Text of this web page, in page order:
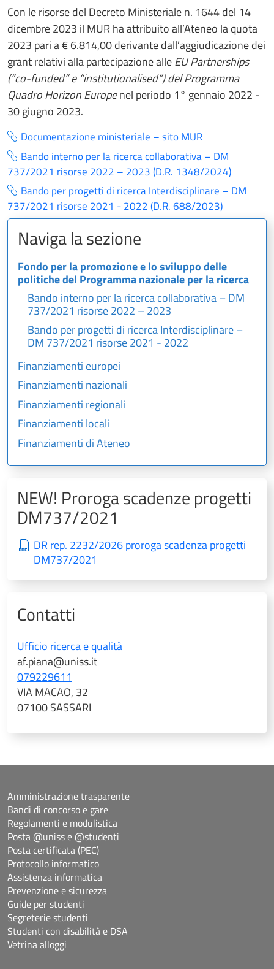
Con le risorse del Decreto Ministeriale n. 1644 del 14
dicembre 2023 il MUR ha attribuito all’Ateneo la quota
2023 pari a € 6.814,00 derivante dall’aggiudicazione dei
grant relativi alla partecipazione alleEU Partnerships
(“co-funded” e “institutionalised”) del Programma
Quadro Horizon Europenel periodo 1° gennaio 2022 -
30 giugno 2023.
Documentazione ministeriale – sito MUR
Bando interno per la ricerca collaborativa – DM
737/2021 risorse 2022 – 2023 (D.R. 1348/2024)
Bando per progetti di ricerca Interdisciplinare – DM
737/2021 risorse 2021 - 2022 (D.R. 688/2023)
Naviga la sezione
Fondo per la promozione e lo sviluppo delle
politiche del Programma nazionale per la ricerca
Bando interno per la ricerca collaborativa – DM
737/2021 risorse 2022 – 2023
Bando per progetti di ricerca Interdisciplinare –
DM 737/2021 risorse 2021 - 2022
Finanziamenti europei
Finanziamenti nazionali
Finanziamenti regionali
Finanziamenti locali
Finanziamenti di Ateneo
NEW! Proroga scadenze progetti
DM737/2021
DR rep. 2232/2026 proroga scadenza progetti
DM737/2021
Contatti
Ufficio ricerca e qualità
af.piana@uniss.it
079229611
VIA MACAO, 32
07100 SASSARI
Amministrazione trasparente
Bandi di concorso e gare
Regolamenti e modulistica
Posta @uniss e @studenti
Posta certificata (PEC)
Protocollo informatico
Assistenza informatica
Prevenzione e sicurezza
Guide per studenti
Segreterie studenti
Studenti con disabilità e DSA
Vetrina alloggi